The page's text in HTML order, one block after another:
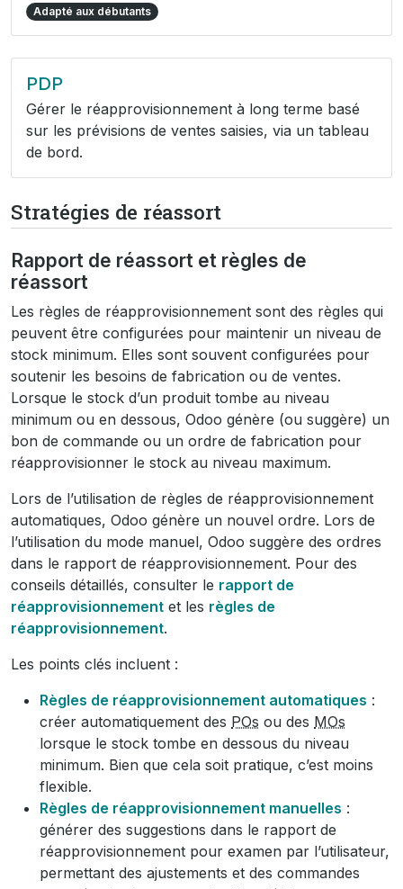
Adapté aux débutants
PDP
Gérer le réapprovisionnement à long terme basé
sur les prévisions de ventes saisies, via un tableau
de bord.
Stratégies de réassort
Rapport de réassort et règles de
réassort
Les règles de réapprovisionnement sont des règles qui
peuvent être configurées pour maintenir un niveau de
stock minimum. Elles sont souvent configurées pour
soutenir les besoins de fabrication ou de ventes.
Lorsque le stock d’un produit tombe au niveau
minimum ou en dessous, Odoo génère (ou suggère) un
bon de commande ou un ordre de fabrication pour
réapprovisionner le stock au niveau maximum.
Lors de l’utilisation de règles de réapprovisionnement
automatiques, Odoo génère un nouvel ordre. Lors de
l’utilisation du mode manuel, Odoo suggère des ordres
dans le rapport de réapprovisionnement. Pour des
conseils détaillés, consulter le rapport de
réapprovisionnement et les règles de
réapprovisionnement.
Les points clés incluent :
Règles de réapprovisionnement automatiques :
créer automatiquement des POs ou des MOs
lorsque le stock tombe en dessous du niveau
minimum. Bien que cela soit pratique, c’est moins
flexible.
Règles de réapprovisionnement manuelles :
générer des suggestions dans le rapport de
réapprovisionnement pour examen par l’utilisateur,
permettant des ajustements et des commandes